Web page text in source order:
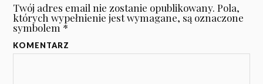
Twój adres email nie zostanie opublikowany. Pola,
których wypełnienie jest wymagane, są oznaczone
symbolem*
KOMENTARZ